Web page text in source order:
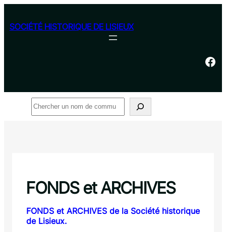
contenu
SOCIÉTÉ HISTORIQUE DE LISIEUX
Facebook
Rechercher
FONDS et ARCHIVES
FONDS et ARCHIVES de la Société historique
de Lisieux.